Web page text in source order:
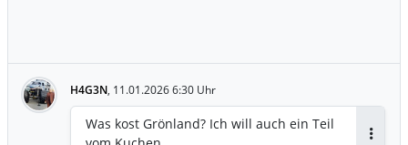
H4G3N, 11.01.2026 6:30 Uhr
Was kost Grönland? Ich will auch ein Teil